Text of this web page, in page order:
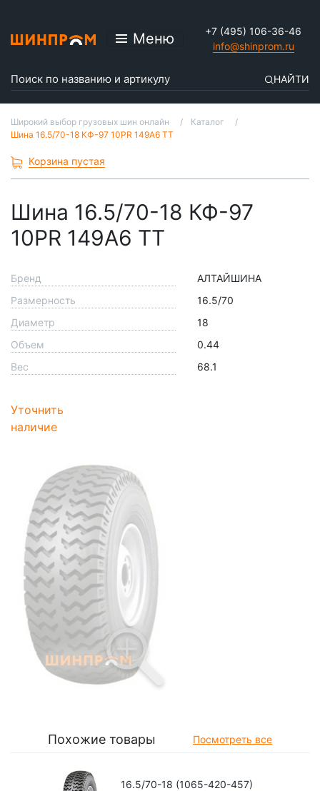
Меню
+7 (495) 106-36-46
info@shinprom.ru
НАЙТИ
Широкий выбор грузовых шин онлайн
Каталог
Шина 16.5/70-18 КФ-97 10PR 149A6 TT
Корзина пустая
Шина 16.5/70-18 КФ-97
10PR 149A6 TT
Бренд
АЛТАЙШИНА
Размерность
16.5/70
Диаметр
18
Объем
0.44
Вес
68.1
Уточнить
наличие
Похожие товары Посмотреть все
16.5/70-18 (1065-420-457)